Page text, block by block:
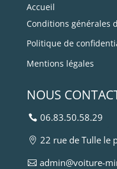
Accueil
Conditions générales
Politique de
Mentions légales
NOUS
06.83.50.58.29
22 rue de Tulle le
admin@voiture-